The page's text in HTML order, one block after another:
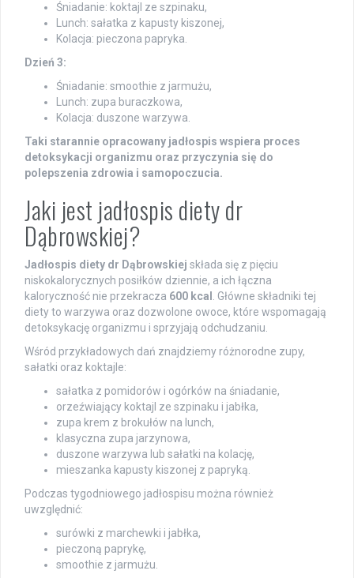
Śniadanie: koktajl ze szpinaku,
Lunch: sałatka z kapusty kiszonej,
Kolacja: pieczona papryka.
Dzień 3:
Śniadanie: smoothie z jarmużu,
Lunch: zupa buraczkowa,
Kolacja: duszone warzywa.
Taki starannie opracowany jadłospis wspiera proces
detoksykacji organizmu oraz przyczynia się do
polepszenia zdrowia i samopoczucia.
Jaki jest jadłospis diety dr
Dąbrowskiej?
Jadłospis diety dr Dąbrowskiej składa się z pięciu
niskokalorycznych posiłków dziennie, a ich łączna
kaloryczność nie przekracza 600 kcal . Główne składniki tej
diety to warzywa oraz dozwolone owoce, które wspomagają
detoksykację organizmu i sprzyjają odchudzaniu.
Wśród przykładowych dań znajdziemy różnorodne zupy,
sałatki oraz koktajle:
sałatka z pomidorów i ogórków na śniadanie,
orzeźwiający koktajl ze szpinaku i jabłka,
zupa krem z brokułów na lunch,
klasyczna zupa jarzynowa,
duszone warzywa lub sałatki na kolację,
mieszanka kapusty kiszonej z papryką.
Podczas tygodniowego jadłospisu można również
uwzględnić:
surówki z marchewki i jabłka,
pieczoną paprykę,
smoothie z jarmużu.